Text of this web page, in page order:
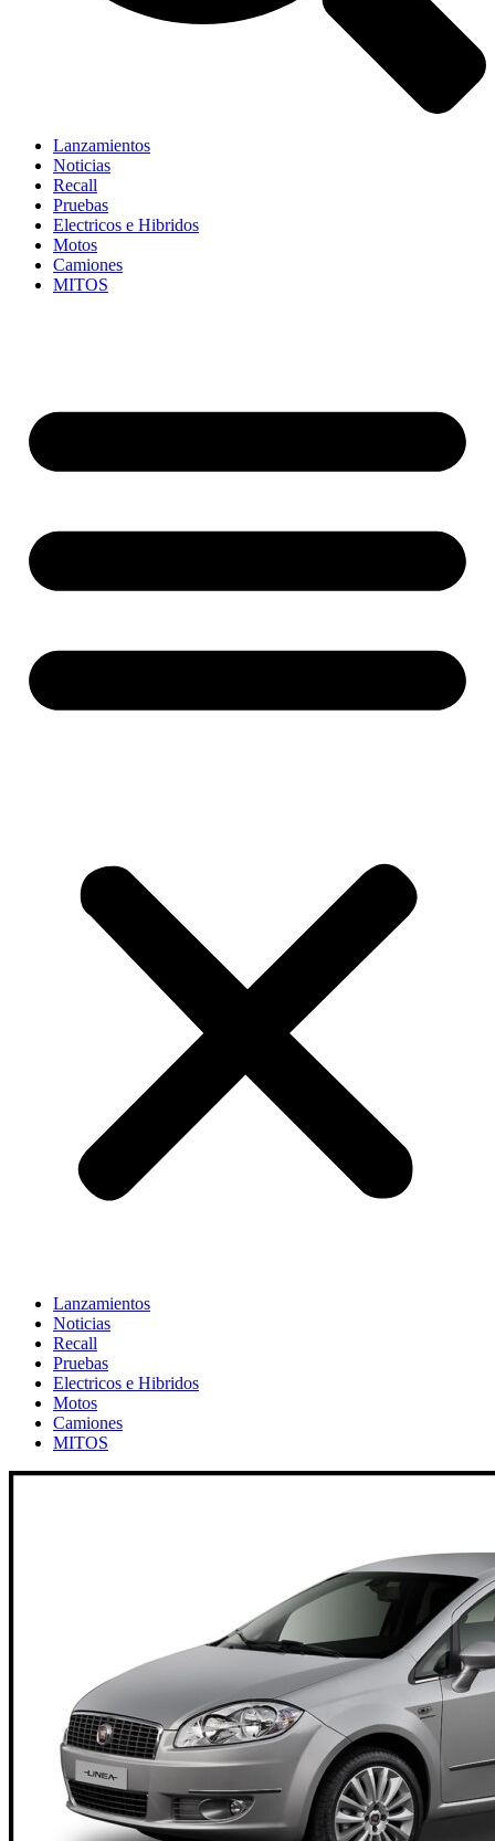
Lanzamientos
Noticias
Recall
Pruebas
Electricos e Hibridos
Motos
Camiones
MITOS
Lanzamientos
Noticias
Recall
Pruebas
Electricos e Hibridos
Motos
Camiones
MITOS